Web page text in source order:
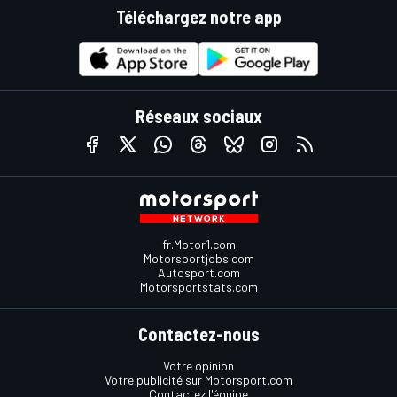
Téléchargez notre app
Réseaux sociaux
fr.Motor1.com
Motorsportjobs.com
Autosport.com
Motorsportstats.com
Contactez-nous
Votre opinion
Votre publicité sur Motorsport.com